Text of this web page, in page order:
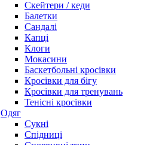
Скейтери / кеди
Балетки
Сандалі
Капці
Клоги
Мокасини
Баскетбольні кросівки
Кросівки для бігу
Кросівки для тренувань
Тенісні кросівки
Одяг
Сукні
Спідниці